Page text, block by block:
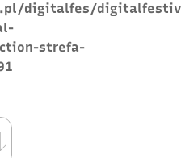
digitalfes/
strefa-